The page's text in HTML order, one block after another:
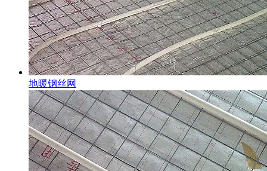
地暖钢丝网